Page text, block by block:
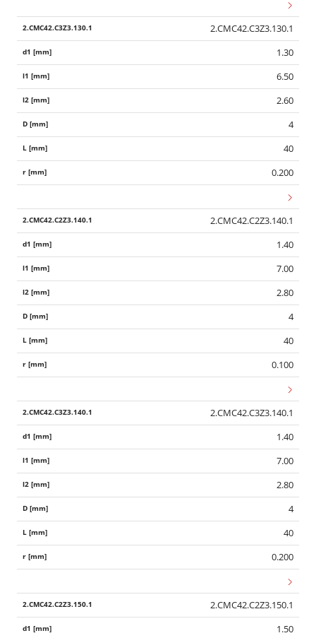
2.CMC42.C3Z3.130.1
1.30
6.50
2.60
4
40
0.200
2.CMC42.C2Z3.140.1
1.40
7.00
2.80
4
40
0.100
2.CMC42.C3Z3.140.1
1.40
7.00
2.80
4
40
0.200
2.CMC42.C2Z3.150.1
1.50